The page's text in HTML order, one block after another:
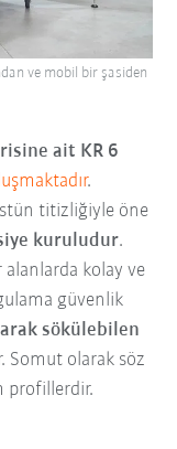
ait KR 6
.
titizliğiyle öne
kuruludur.
alanlarda kolay ve
güvenlik
sökülebilen
Somut olarak söz
profillerdir.
ve mobil bir şasiden